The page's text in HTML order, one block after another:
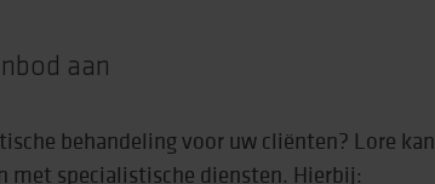
Vrije tijd
Werk & dagbesteding
aan
behandeling voor uw cliënten? Lore kan
met specialistische diensten. Hierbij: